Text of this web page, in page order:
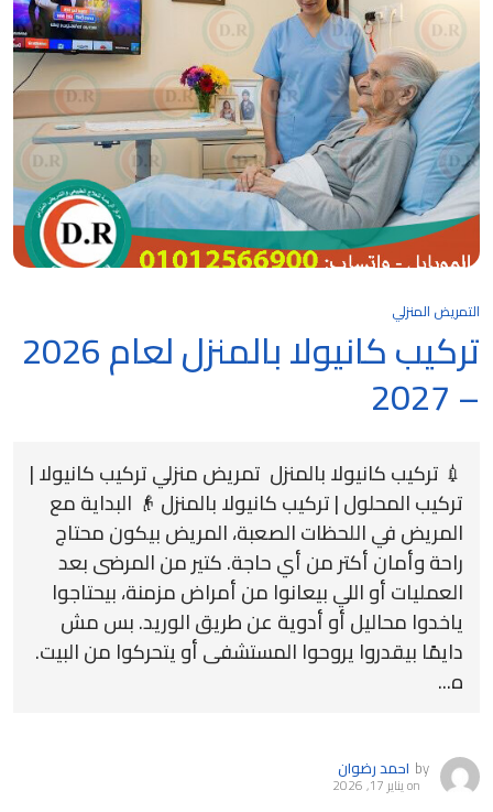
التمريض المنزلي
تركيب كانيولا بالمنزل لعام 2026
– 2027
💉 تركيب كانيولا بالمنزل تمريض منزلي تركيب كانيولا |
تركيب المحلول | تركيب كانيولا بالمنزل 👴 البداية مع
المريض في اللحظات الصعبة، المريض بيكون محتاج
راحة وأمان أكتر من أي حاجة. كتير من المرضى بعد
العمليات أو اللي بيعانوا من أمراض مزمنة، بيحتاجوا
ياخدوا محاليل أو أدوية عن طريق الوريد. بس مش
دايمًا بيقدروا يروحوا المستشفى أو يتحركوا من البيت.
ه...
by احمد رضوان
onيناير 17, 2026